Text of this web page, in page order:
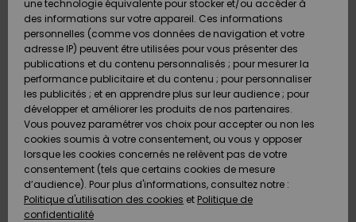
& Tongs
Surf
Snow
Nouveautés
& Tongs
Surf
Snow
Nouveautés
Découvrir
Snow
SURF
Highlights
Communauté
SNOW
Snow
Shop
Femme
A
Découvrir
Communauté
OUTLET
Outlet
Femme
AIDE &
CONTACT
Paiement
Carte
Cadeau
Quiksilver
Freedom
Protection
des
MAGASINS
une technologie équivalente pour stocker et/ou accéder à
des informations sur votre appareil. Ces informations
personnelles (comme vos données de navigation et votre
adresse IP) peuvent être utilisées pour vous présenter des
publications et du contenu personnalisés ; pour mesurer la
performance publicitaire et du contenu ; pour personnaliser
les publicités ; et en apprendre plus sur leur audience ; pour
développer et améliorer les produits de nos partenaires.
Vous pouvez paramétrer vos choix pour accepter ou non les
cookies soumis à votre consentement, ou vous y opposer
lorsque les cookies concernés ne relèvent pas de votre
consentement (tels que certains cookies de mesure
d’audience). Pour plus d'informations, consultez notre :
Politique d'utilisation des cookies et Politique de
confidentialité